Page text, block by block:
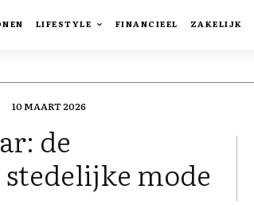
LIFESTYLE FINANCIEEL ZAKELIJK
10 MAART 2026
de
mode